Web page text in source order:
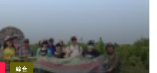
綜合